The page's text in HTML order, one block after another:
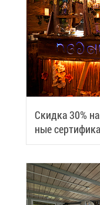
Скид­ка 30%
ные
Samui